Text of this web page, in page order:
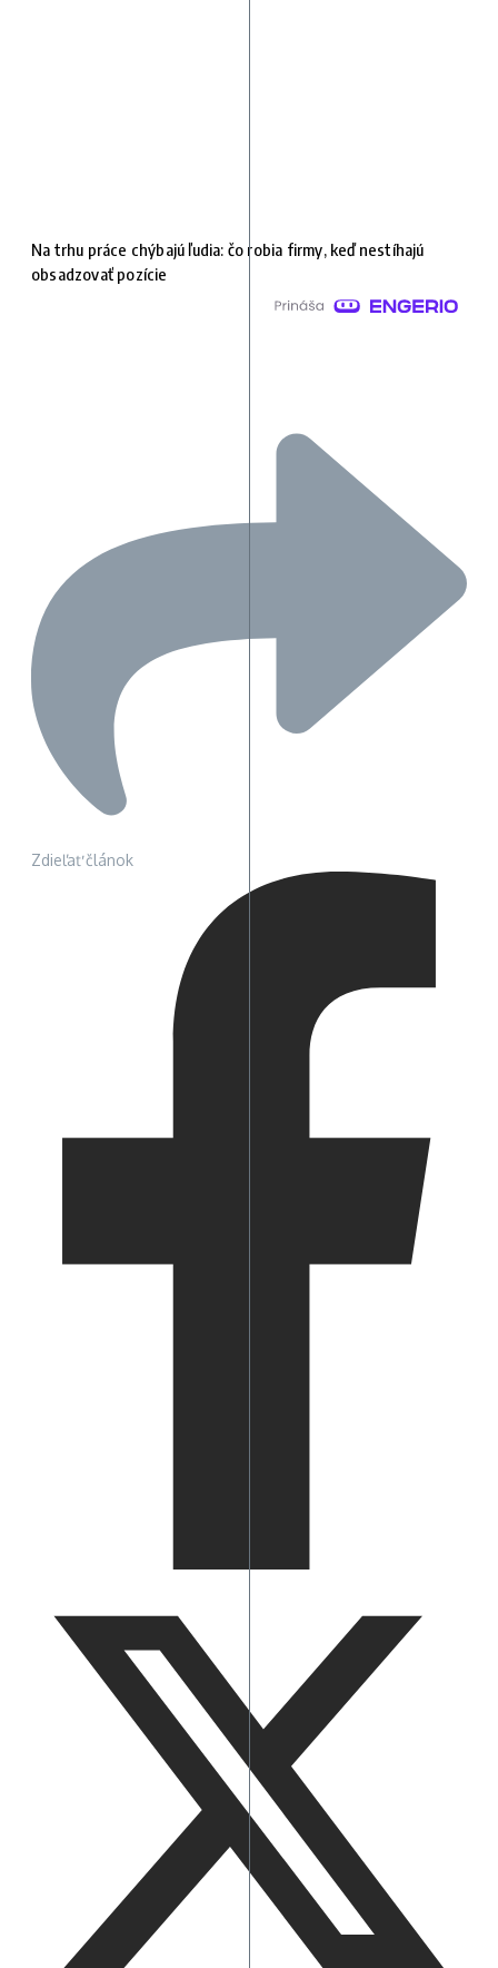
Na trhu práce chýbajú ľudia: čo robia firmy, keď nestíhajú
obsadzovať pozície
Zdieľať článok